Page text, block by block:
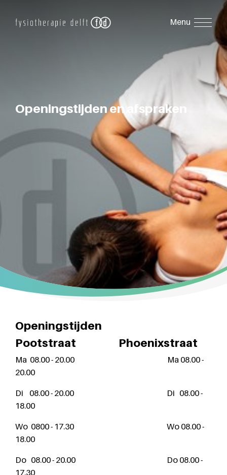
Openingstijden en afspraken
Openingstijden
Pootstraat Phoenixstraat
Ma 08.00 - 20.00 Ma 08.00 -
20.00
Di 08.00 - 20.00 Di 08.00 -
18.00
Wo 0800 - 17.30 Wo 08.00 -
18.00
Do 08.00 - 20.00 Do 08.00 -
17.30